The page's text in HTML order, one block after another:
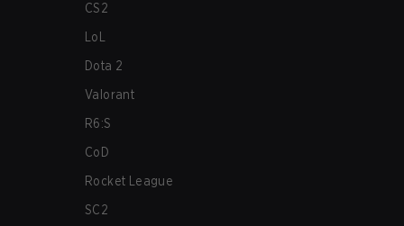
CS2
LoL
Dota 2
Valorant
R6:S
CoD
Rocket League
SC2